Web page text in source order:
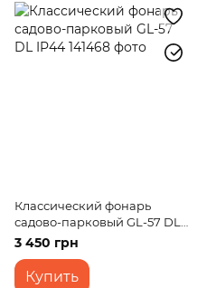
Классический фонарь
садово-парковый GL-57 DL
IP44
3 450 грн
Купить